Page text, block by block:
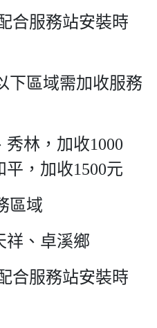
合服務站安裝時
下區域需加收服務
林，加收1000
，加收1500元
區域
祥、卓溪鄉
合服務站安裝時